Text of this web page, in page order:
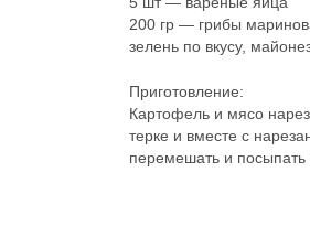
200 гр — грибы
зелень по вкусу,
Приготовление:
Картофель и мясо
терке и вместе с
перемешать и посыпать